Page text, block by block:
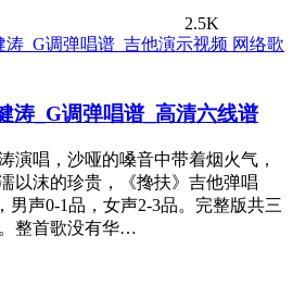
2.5K
网络歌
涛_G调弹唱谱_高清六线谱
演唱，沙哑的嗓音中带着烟火气，
以沫的珍贵，《搀扶》吉他弹唱
男声0-1品，女声2-3品。完整版共三
整首歌没有华…